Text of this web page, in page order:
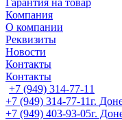
Гарантия на товар
Компания
О компании
Реквизиты
Новости
Контакты
Контакты
+7 (949) 314-77-11
+7 (949) 314-77-11г.
+7 (949) 403-93-05г.